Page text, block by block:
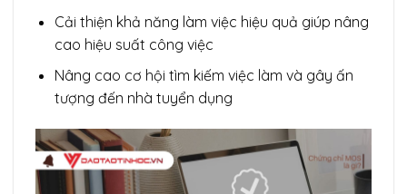
Cải thiện khả năng làm việc hiệu quả giúp nâng
cao hiệu suất công việc
Nâng cao cơ hội tìm kiếm việc làm và gây ấn
tượng đến nhà tuyển dụng